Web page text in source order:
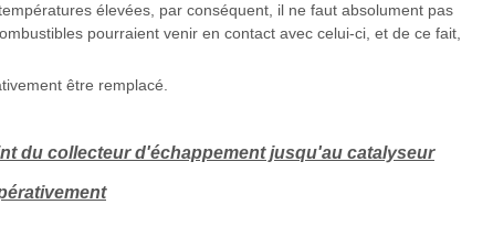
élevées, par conséquent, il ne faut absolument pas
pourraient venir en contact avec celui-ci, et de ce fait,
être remplacé.
du collecteur d'échappement jusqu'au catalyseur